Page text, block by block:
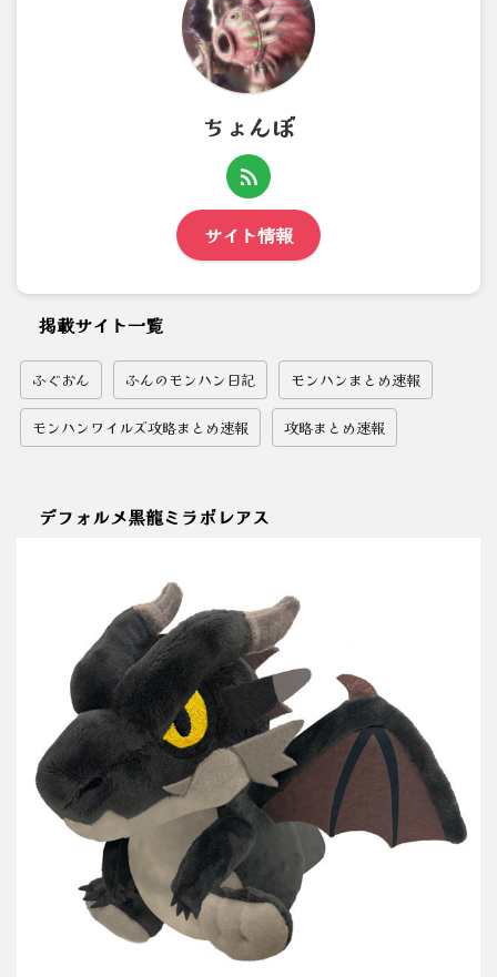
ちょんぼ
サイト情報
掲載サイト一覧
ふぐおん ふんのモンハン日記 モンハンまとめ速報
モンハンワイルズ攻略まとめ速報 攻略まとめ速報
デフォルメ黒龍ミラボレアス